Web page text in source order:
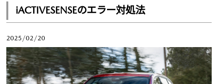
iACTIVESENSEのエラー対処法
2025/02/20